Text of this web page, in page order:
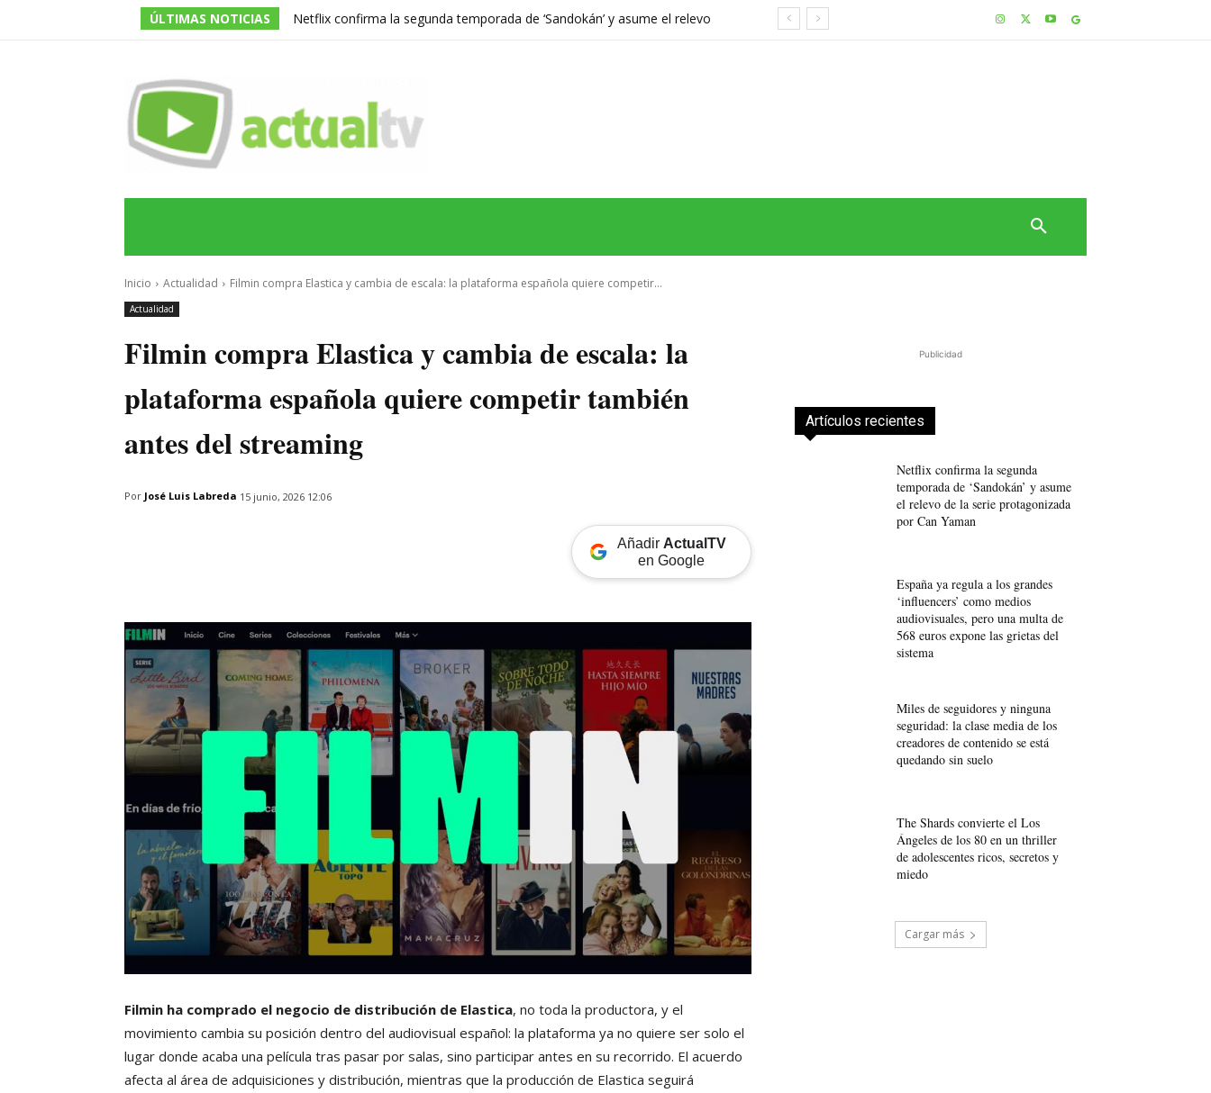
ÚLTIMAS NOTICIAS
Netflix confirma la segunda temporada de ‘Sandokán’ y asume el relevo
Inicio Actualidad Filmin compra Elastica y cambia de escala: la plataforma española quiere competir...
Actualidad
Filmin compra Elastica y cambia de escala: la
plataforma española quiere competir también
antes del streaming
Por José Luis Labreda 15 junio, 2026 12:06
Añadir ActualTV
en Google
Filmin ha comprado el negocio de distribución de Elastica, no toda la productora, y el
movimiento cambia su posición dentro del audiovisual español: la plataforma ya no quiere ser solo el
lugar donde acaba una película tras pasar por salas, sino participar antes en su recorrido. El acuerdo
afecta al área de adquisiciones y distribución, mientras que la producción de Elastica seguirá
Publicidad
Artículos recientes
Netflix confirma la segunda
temporada de ‘Sandokán’ y asume
el relevo de la serie protagonizada
por Can Yaman
España ya regula a los grandes
‘influencers’ como medios
audiovisuales, pero una multa de
568 euros expone las grietas del
sistema
Miles de seguidores y ninguna
seguridad: la clase media de los
creadores de contenido se está
quedando sin suelo
The Shards convierte el Los
Ángeles de los 80 en un thriller
de adolescentes ricos, secretos y
miedo
Cargar más